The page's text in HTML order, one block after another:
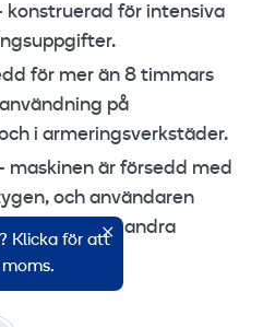
för intensiva
för mer än 8 timmars
på
i armeringsverkstäder.
maskinen är försedd med
och användaren
och andra
Klicka för att